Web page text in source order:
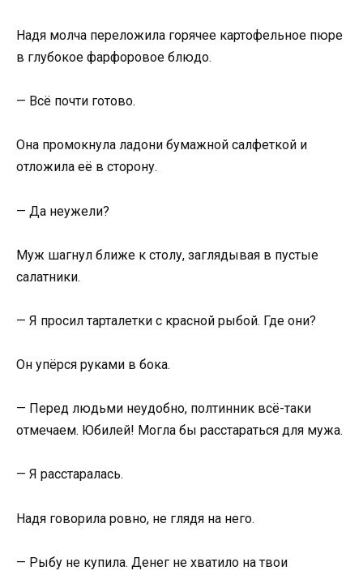
Надя молча переложила горячее картофельное пюре
в глубокое фарфоровое блюдо.
— Всё почти готово.
Она промокнула ладони бумажной салфеткой и
отложила её в сторону.
— Да неужели?
Муж шагнул ближе к столу, заглядывая в пустые
салатники.
— Я просил тарталетки с красной рыбой. Где они?
Он упёрся руками в бока.
— Перед людьми неудобно, полтинник всё-таки
отмечаем. Юбилей! Могла бы расстараться для мужа.
— Я расстаралась.
Надя говорила ровно, не глядя на него.
— Рыбу не купила. Денег не хватило на твои